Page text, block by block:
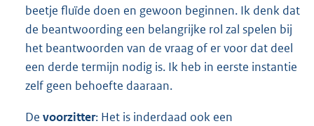
beetje fluïde doen en gewoon beginnen. Ik denk dat
de beantwoording een belangrijke rol zal spelen bij
het beantwoorden van de vraag of er voor dat deel
een derde termijn nodig is. Ik heb in eerste instantie
zelf geen behoefte daaraan.
De voorzitter: Het is inderdaad ook een